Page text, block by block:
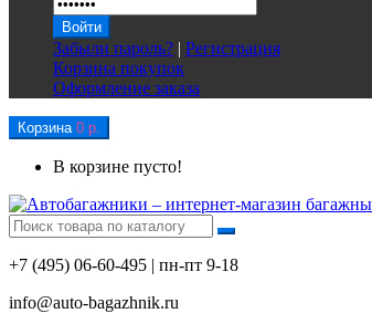
Забыли пароль? | Регистрация
Корзина покупок
Оформление заказа
Корзина 0 р.
В корзине пусто!
+7 (495) 06-60-495 | пн-пт 9-18
info@auto-bagazhnik.ru